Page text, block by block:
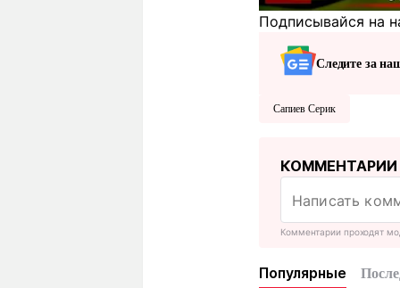
Подписывайся на
Следите за
Сапиев Серик
КОММЕНТАРИИ
Комментарии проходят
Популярные